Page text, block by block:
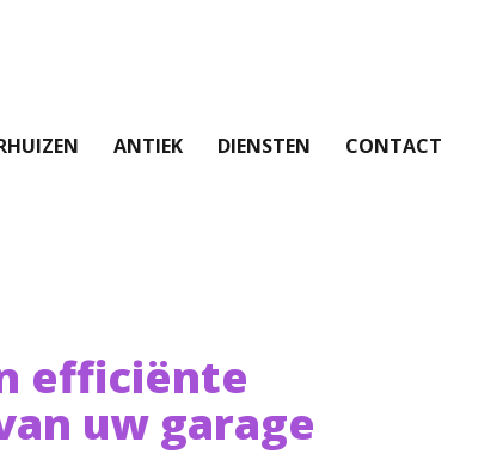
ANTIEK DIENSTEN CONTACT
efficiënte
uw garage